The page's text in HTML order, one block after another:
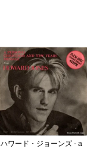
ハワード・ジョーンズ - a